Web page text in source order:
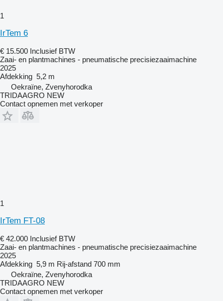
1
IrTem 6
€ 15.500 Inclusief BTW
Zaai- en plantmachines - pneumatische precisiezaaimachine
2025
Afdekking 5,2 m
Oekraïne, Zvenyhorodka
TRIDAAGRO NEW
Contact opnemen met verkoper
1
IrTem FT-08
€ 42.000 Inclusief BTW
Zaai- en plantmachines - pneumatische precisiezaaimachine
2025
Afdekking 5,9 m Rij-afstand 700 mm
Oekraïne, Zvenyhorodka
TRIDAAGRO NEW
Contact opnemen met verkoper